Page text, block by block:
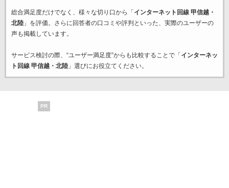
総合満足度だけでなく、様々な切り口から「 インターネット回線 甲信越・
北陸」を評価。さらに回答者の口コミや評判といった、実際のユーザーの
声も掲載しています。
サービス検討の際、“ユーザー満足度”からも比較することで「 インターネッ
ト回線 甲信越・北陸」選びにお役立てください。
PR